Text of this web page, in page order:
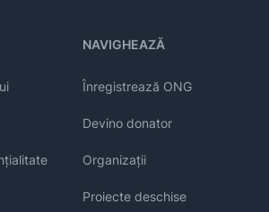
NAVIGHEAZĂ
Înregistrează ONG
Devino donator
Organizații
Proiecte deschise